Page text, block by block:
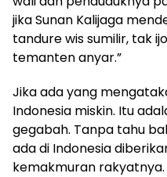
jika Sunan Kalijaga
tandure wis sumilir, tak
temanten anyar.”
Jika ada yang
Indonesia miskin. Itu
gegabah. Tanpa tahu
ada di Indonesia
kemakmuran rakyatnya.